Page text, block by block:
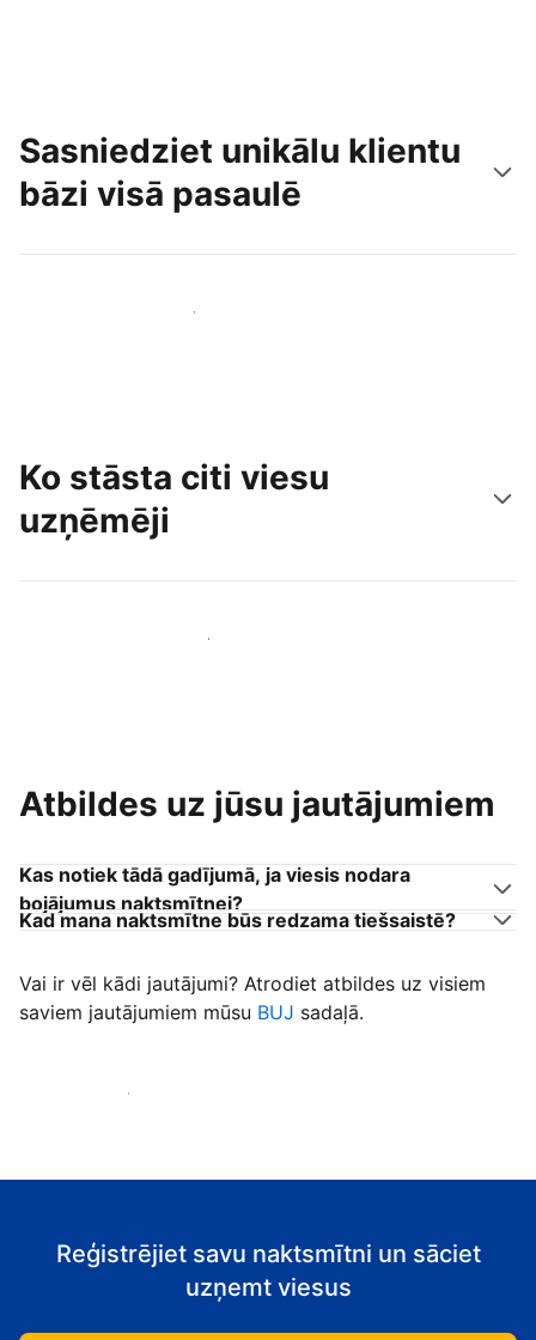
Sasniedziet unikālu klientu
bāzi visā pasaulē
Sasniegt jaunus viesus jau šodien
Ko stāsta citi viesu
uzņēmēji
Pievienoties citiem viesu uzņēmējiem
Atbildes uz jūsu jautājumiem
Kas notiek tādā gadījumā, ja viesis nodara
bojājumus naktsmītnei?
Kad mana naktsmītne būs redzama tiešsaistē?
Vai ir vēl kādi jautājumi? Atrodiet atbildes uz visiem
saviem jautājumiem mūsu BUJ sadaļā.
Sākt uzņemt viesus
Reģistrējiet savu naktsmītni un sāciet
uzņemt viesus